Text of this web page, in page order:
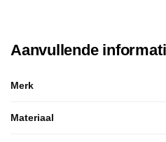
Aanvullende
Merk
Materiaal